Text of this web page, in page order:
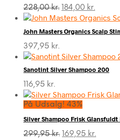
228,00kr. Den
oprindelige
var:
184,00 kr.
er:
John Masters Organics Scalp
397,95 kr.
Sanotint Silver Shampoo 200
116,95 kr.
På Udsalg! 43%
Silver Shampoo Frisk
299,95kr. Den
169,95 kr.